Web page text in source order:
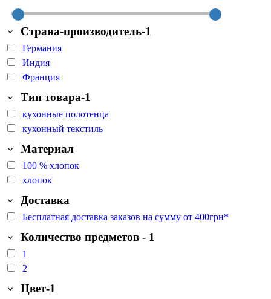
Страна-производитель-1
Германия
Индия
Франция
Тип товара-1
кухонные полотенца
кухонный текстиль
Материал
100 % хлопок
хлопок
Доставка
Бесплатная доставка заказов на сумму от 400грн*
Количество предметов - 1
1
2
Цвет-1